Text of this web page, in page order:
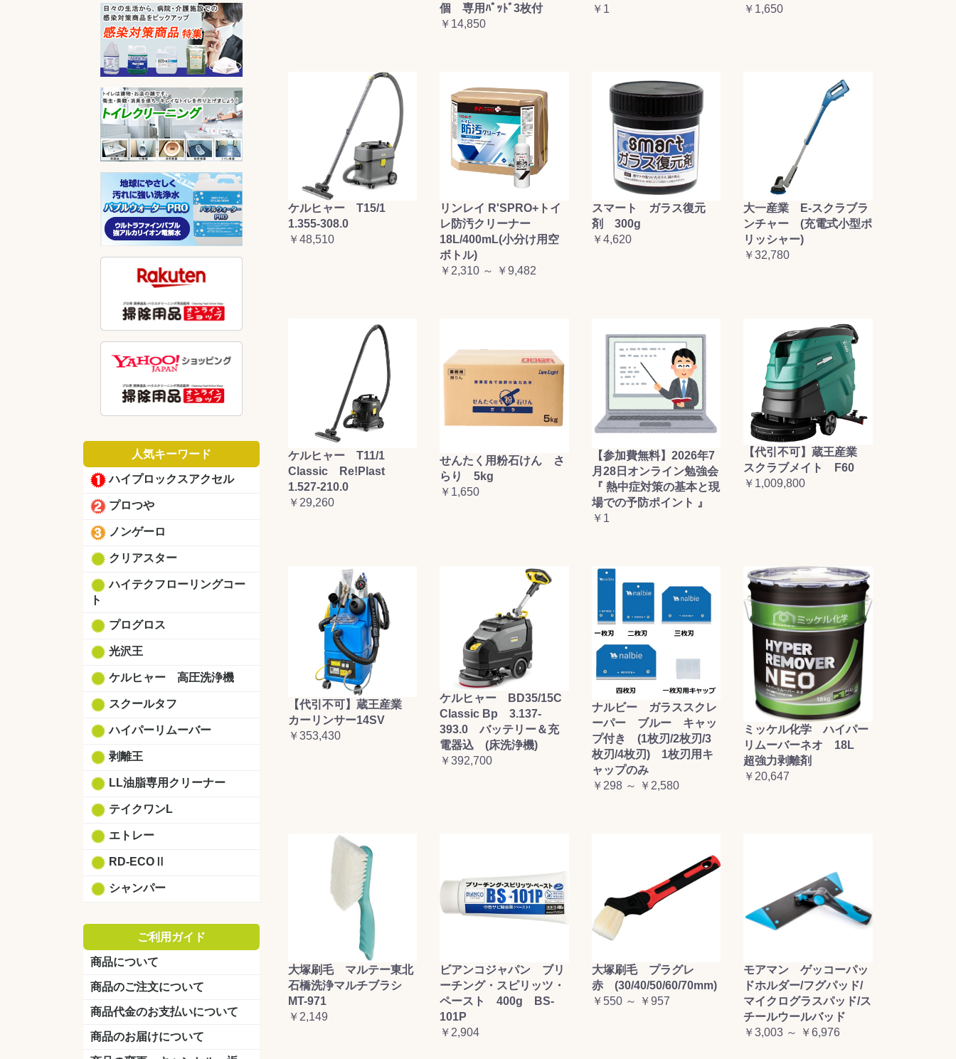
人気キーワード
ハイプロックスアクセル
プロつや
ノンゲーロ
クリアスター
ハイテクフローリングコー
ト
プログロス
光沢王
ケルヒャー 高圧洗浄機
スクールタフ
ハイパーリムーバー
剥離王
LL油脂専用クリーナー
テイクワンL
エトレー
RD-ECOⅡ
シャンパー
ご利用ガイド
商品について
商品のご注文について
商品代金のお支払いについて
商品のお届けについて
お買い物を続ける カートへ進む
個 専用ﾊﾟｯﾄﾞ3枚付
￥14,850
￥1
￥1,650
ケルヒャー T15/1
1.355-308.0
￥48,510
リンレイ R'SPRO+トイ
レ防汚クリーナー
18L/400mL(小分け用空
ボトル)
￥2,310 ～ ￥9,482
スマート ガラス復元
剤 300g
￥4,620
大一産業 E-スクラブラ
ンチャー (充電式小型ポ
リッシャー)
￥32,780
ケルヒャー T11/1
Classic Re!Plast
1.527-210.0
￥29,260
せんたく用粉石けん さ
らり 5kg
￥1,650
【参加費無料】2026年7
月28日オンライン勉強会
『 熱中症対策の基本と現
場での予防ポイント 』
￥1
【代引不可】蔵王産業
スクラブメイト F60
￥1,009,800
【代引不可】蔵王産業
カーリンサー14SV
￥353,430
ケルヒャー BD35/15C
Classic Bp 3.137-
393.0 バッテリー＆充
電器込 (床洗浄機)
￥392,700
ナルビー ガラススクレ
ーパー ブルー キャッ
プ付き (1枚刃/2枚刃/3
枚刃/4枚刃) 1枚刃用キ
ャップのみ
￥298 ～ ￥2,580
ミッケル化学 ハイパー
リムーバーネオ 18L
超強力剥離剤
￥20,647
大塚刷毛 マルテー東北
石橋洗浄マルチブラシ
MT-971
￥2,149
ビアンコジャパン ブリ
ーチング・スピリッツ・
ペースト 400g BS-
101P
￥2,904
大塚刷毛 プラグレ
赤 (30/40/50/60/70mm)
￥550 ～ ￥957
モアマン ゲッコーパッ
ドホルダー/フグパッド/
マイクログラスパッド/ス
チールウールバッド
￥3,003 ～ ￥6,976